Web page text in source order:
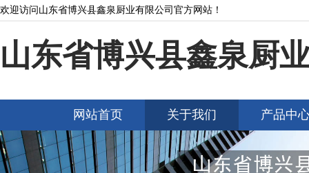
欢迎访问山东省博兴县鑫泉厨业有限公司官方网站！
山东省博兴县鑫泉厨
网站首页 关于我们 产品中